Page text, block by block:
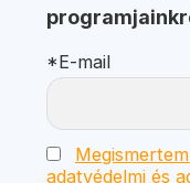
*E-mail
adatvédelmi és